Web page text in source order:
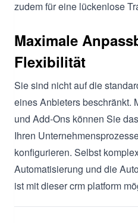
zudem für eine lückenlose
Maximale
Flexibilität
Sie sind nicht auf die
eines Anbieters beschränkt.
und Add-Ons können Sie
Ihren
konfigurieren. Selbst
Automatisierung und die
ist mit dieser crm platform